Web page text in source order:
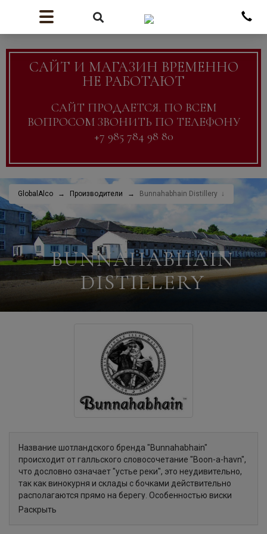
САЙТ И МАГАЗИН ВРЕМЕННО
НЕ РАБОТАЮТ
САЙТ ПРОДАЕТСЯ. ПО ВСЕМ
ВОПРОСОМ ЗВОНИТЬ ПО ТЕЛЕФОНУ
+7 985 784 98 80
GlobalAlco Производители Bunnahabhain Distillery
BUNNAHABHAIN
DISTILLERY
Название шотландского бренда "Bunnahabhain"
происходит от галльского словосочетание "Boon-a-havn",
что дословно означает "устье реки", это неудивительно,
так как винокурня и склады с бочками действительно
располагаются прямо на берегу. Особенностью виски
"Буннахавэн" является то, что при его производстве
Раскрыть